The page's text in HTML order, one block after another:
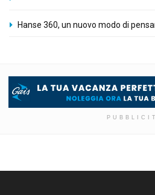
Hanse 360, un nuovo modo di